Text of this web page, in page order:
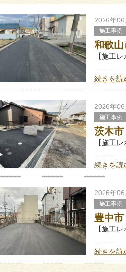
2026年
施工事例
和歌
【施工
▼
施工後
続きを読
2026年
施工事例
茨木
【施工
▼
施工後
続きを読
2026年
施工事例
豊中
【施工
▼
続きを読